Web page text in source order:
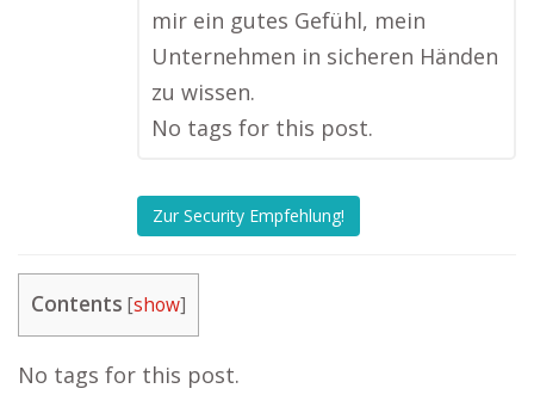
mir ein gutes Gefühl, mein
Unternehmen in sicheren Händen
zu wissen.
No tags for this post.
Zur Security Empfehlung!
Contents [show]
No tags for this post.